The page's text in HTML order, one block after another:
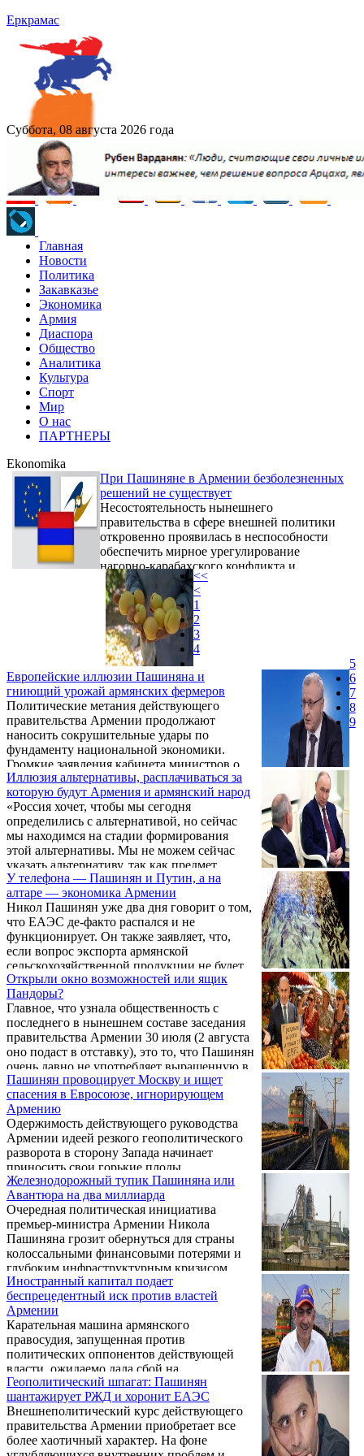
Еркрамас
Суббота, 08 августа 2026 года
Главная
Новости
Политика
Закавказье
Экономика
Армия
Диаспора
Общество
Аналитика
Культура
Спорт
Мир
О нас
ПАРТНЕРЫ
Ekonomika
При Пашиняне в Армении безболезненных
решений не существует
Несостоятельность нынешнего
правительства в сфере внешней политики
откровенно проявилась в неспособности
обеспечить мирное урегулирование
нагорно-карабахского конфликта и
предотвратить его переход в военную фазу.
Европейские иллюзии Пашиняна и
гниющий урожай армянских фермеров
Политические метания действующего
правительства Армении продолжают
наносить сокрушительные удары по
фундаменту национальной экономики.
Громкие заявления кабинета министров о
диверсификации рынков сбыта и
стремлении в Европейский союз на
практике оборачиваются катастрофой для
отечественных аграриев и виноделов. Пока
руководство страны увлечено
геополитическими играми, реальный
сектор экономики стремительно теряет свои
позиции, а простые фермеры остаются один
на один с нереализованным урожаем.
Иллюзия альтернативы, расплачиваться за
которую будут Армения и армянский народ
«Россия хочет, чтобы мы сегодня
определились с альтернативой, но сейчас
мы находимся на стадии формирования
этой альтернативы. Мы не можем сейчас
указать альтернативу, так как предмет
выбора еще не существует. Для проведения
референдума по такому вопросу Армения
должна как минимум подать заявку в ЕС
или получить статус кандидата. Тогда
референдум будет логичным и
необходимым», — заявил сегодня Никол
Пашинян.
У телефона — Пашинян и Путин, а на
алтаре — экономика Армении
Никол Пашинян уже два дня говорит о том,
что ЕАЭС де-факто распался и не
функционирует. Он также заявляет, что,
если вопрос экспорта армянской
сельскохозяйственной продукции не будет
решён, это станет началом конца ЕАЭС.
Однако, когда его спрашивают, выйдет ли
Армения из ЕАЭС, Пашинян отвечает, что
такого плана у него нет.
Открыли окно возможностей или ящик
Пандоры?
Главное, что узнала общественность с
последнего в нынешнем составе заседания
правительства Армении 30 июля (2 августа
оно подаст в отставку), это то, что Пашинян
очень давно не употребляет выращенную в
нашей стране рыбу – жир, понимаете ли,
течет, и в целом качество его совсем не
вдохновляет. Есть картошку на завтрак,
обед и ужин он также считает
нецелесообразным, хотя ее он раньше
любил и даже использовал в автобусной
сцене в ходе предвыборной борьбы («Те,
кто ест картошку, голосует за тех, кто ...
Пашинян провоцирует Москву и ищет
спасения в Евросоюзе, игнорирующем
Армению
Одержимость действующего руководства
Армении идеей резкого геополитического
разворота в сторону Запада начинает
приносить свои горькие плоды.
Декларируемая премьер-министром страны
Николом Пашиняном «многовекторность»
на практике оборачивается
систематическим разрушением
стратегических и экономических связей с
Россией. Расплачиваться за политические
амбиции ереванского кабинета министров
придется рядовым армянским
производителям и налогоплательщикам, для
которых закрытие традиционных рынков
сбыта ...
Железнодорожный тупик Пашиняна или
Авантюра на два миллиарда
Очередная политическая инициатива
премьер-министра Армении Никола
Пашиняна грозит обернуться для страны
колоссальными финансовыми потерями и
глубоким инфраструктурным кризисом.
Громкие заявления главы армянского
кабмина о возможных многомиллиардных
претензиях к российской стороне за
управление отечественными железными
дорогами продемонстрировали не только
готовность властей идти на обострение
отношений с ключевым экономическим
партнером, но и полное пренебрежение
интересами собственных граждан ради ...
Иностранный капитал подает
беспрецедентный иск против властей
Армении
Карательная машина армянского
правосудия, запущенная против
политических оппонентов действующей
власти, ожидаемо дала сбой на
международном уровне. Агрессивная
кампания правительства, направленная на
удушение крупного бизнеса и устранение
политических конкурентов, привела к
закономерному финалу — иску в
Геополитический шпагат: Пашинян
шантажирует РЖД и хоронит ЕАЭС
Внешнеполитический курс действующего
правительства Армении приобретает все
более хаотичный характер. На фоне
<<
<
1
2
3
4
5
6
7
8
9